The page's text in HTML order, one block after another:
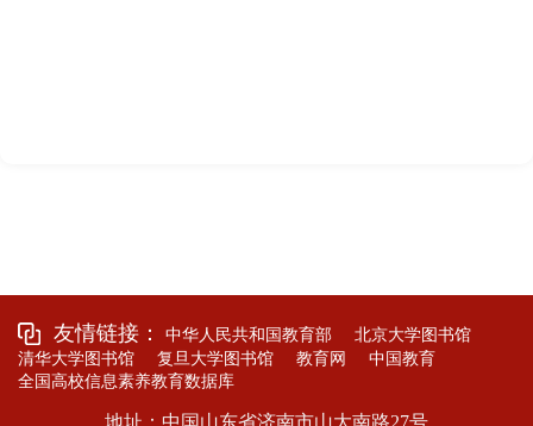
友情链接： 中华人民共和国教育部
北京大学图书馆
清华大学图书馆
复旦大学图书馆 教育网
中国教育
全国高校信息素养教育数据库
地址：中国山东省济南市山大南路27号